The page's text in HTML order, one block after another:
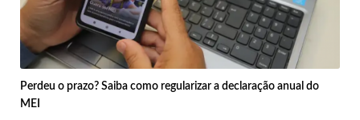
Perdeu o prazo? Saiba como regularizar a declaração anual do
MEI